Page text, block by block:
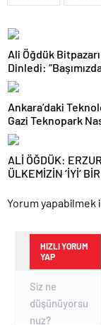
Ali Öğdük Bitpazarı
Dinledi:
Her Daim Bizim
Ankara’daki
Gazi Teknopark
Büyüyor? Burcu
Yeni Hedefleri
ALİ ÖĞDÜK:
ÜLKEMİZİN ‘İYİ’
Yorum yapabilmek
HIZLI YORUM
YAP